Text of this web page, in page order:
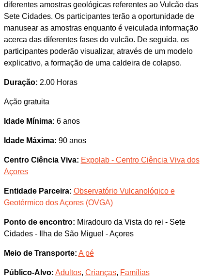
diferentes amostras geológicas referentes ao Vulcão das
Sete Cidades. Os participantes terão a oportunidade de
manusear as amostras enquanto é veiculada informação
acerca das diferentes fases do vulcão. De seguida, os
participantes poderão visualizar, através de um modelo
explicativo, a formação de uma caldeira de colapso.
Duração: 2.00 Horas
Ação gratuita
Idade Mínima: 6 anos
Idade Máxima: 90 anos
Centro Ciência Viva: Expolab - Centro Ciência Viva dos
Açores
Entidade Parceira: Observatório Vulcanológico e
Geotérmico dos Açores (OVGA)
Ponto de encontro: Miradouro da Vista do rei - Sete
Cidades - Ilha de São Miguel - Açores
Meio de Transporte: A pé
Público-Alvo: Adultos, Crianças, Famílias